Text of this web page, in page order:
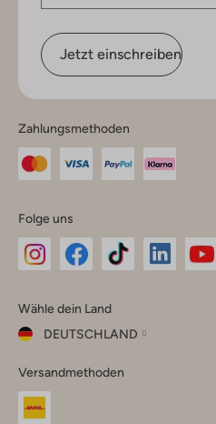
Jetzt einschreiben
Zahlungsmethoden
Folge uns
Instagram
Facebook
TikTok
Wähle dein Land
DEUTSCHLAND
dein
Land
Versandmethoden